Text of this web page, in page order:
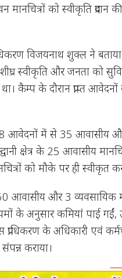
को स्वीकृति प्रदान
विजयनाथ शुक्ल ने बताया
शीघ्र स्वीकृति और जनता को
कैम्प के दौरान प्राप्त
आवेदनों में से 35 आवासीय और
क्षेत्र के 25 आवासीय
को मौके पर ही स्वीकृत
और 3 व्यवसायिक
के अनुसार कमियां पाई गईं,
के अधिकारी एवं
कराया।